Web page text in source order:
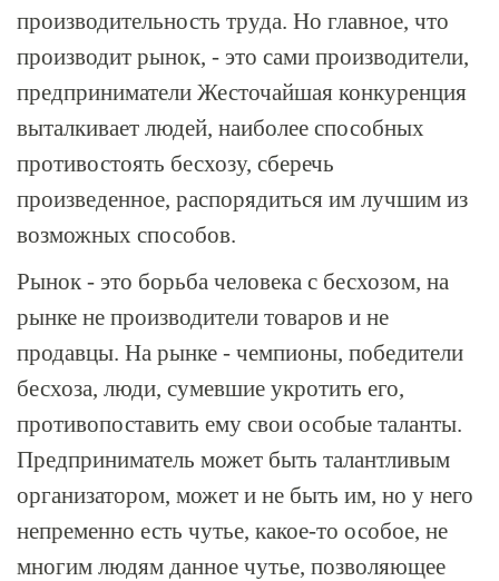
производительность труда. Но главное, что
производит рынок, - это сами производители,
предприниматели Жесточайшая конкуренция
выталкивает людей, наиболее способных
противостоять бесхозу, сберечь
произведенное, распорядиться им лучшим из
возможных способов.
Рынок - это борьба человека с бесхозом, на
рынке не производители товаров и не
продавцы. На рынке - чемпионы, победители
бесхоза, люди, сумевшие укротить его,
противопоставить ему свои особые таланты.
Предприниматель может быть талантливым
организатором, может и не быть им, но у него
непременно есть чутье, какое-то особое, не
многим людям данное чутье, позволяющее